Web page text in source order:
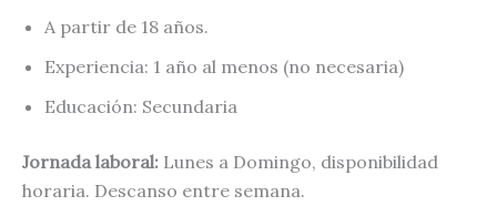
A partir de 18 años.
Experiencia: 1 año al menos (no necesaria)
Educación: Secundaria
Jornada laboral: Lunes a Domingo, disponibilidad
horaria. Descanso entre semana.